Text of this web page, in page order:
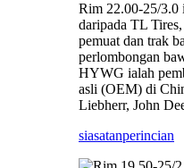
Rim 22.00-25/3.0
daripada TL
pemuat dan trak
perlombongan
HYWG ialah
asli (OEM) di
Liebherr, John
siasatanperincian